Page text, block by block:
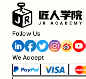
Follow Us
We Accept